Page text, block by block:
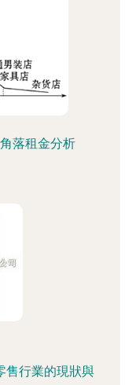
落租金分析
售行業的現狀與